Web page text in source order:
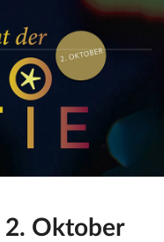
2. Oktober